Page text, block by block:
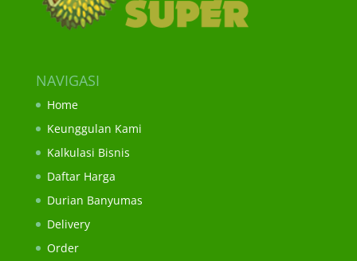
NAVIGASI
Home
Keunggulan Kami
Kalkulasi Bisnis
Daftar Harga
Durian Banyumas
Delivery
Order